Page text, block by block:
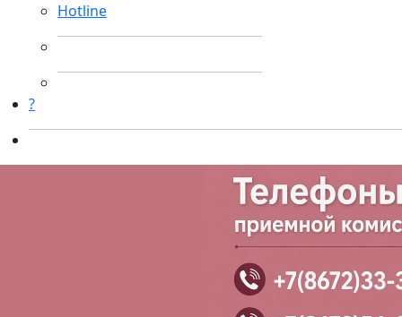
Hotline
?